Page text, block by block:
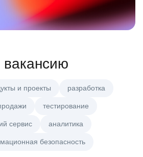
и проекты разработка
тестирование
сервис аналитика
безопасность